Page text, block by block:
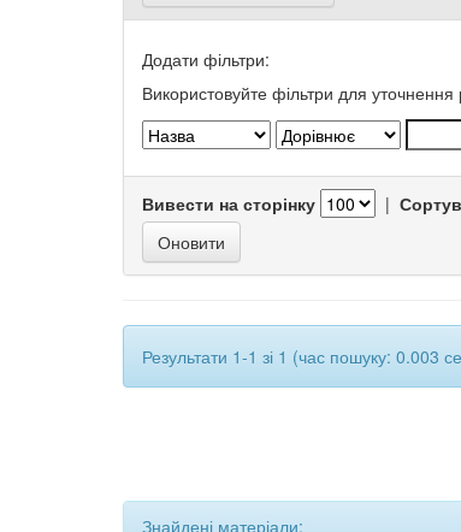
Додати фільтри:
Використовуйте фільтри для уточнення
Вивести на сторінку |
Результати 1-1 зі 1 (час пошуку: 0.003
Знайдені матеріали: